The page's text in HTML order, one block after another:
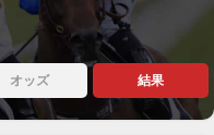
オッズ 結果